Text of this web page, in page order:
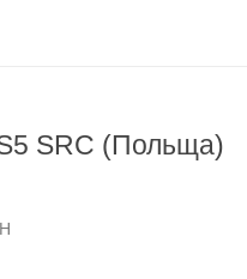
SRC (Польща)